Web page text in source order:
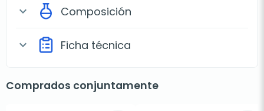
expand_more Composición
expand_more Ficha técnica
Comprados conjuntamente